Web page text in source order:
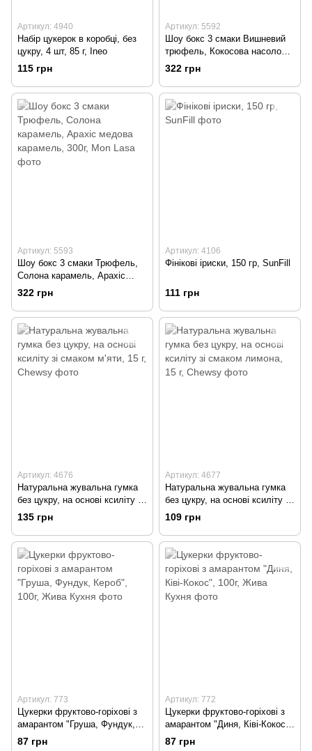
Артикул: 4940
Набір цукерок в коробці, без
цукру, 4 шт, 85 г, Ineo
115 грн
Артикул: 5592
Шоу бокс 3 смаки Вишневий
трюфель, Кокосова насолода,
Марципан 300г, MonLasa
322 грн
Артикул: 5593
Шоу бокс 3 смаки Трюфель,
Солона карамель, Арахіс
медова карамель, 300г, Mon
322 грн
Артикул: 4106
Фінікові іриски, 150 гр, SunFill
111 грн
Артикул: 4676
Натуральна жувальна гумка
без цукру, на основі ксиліту зі
смаком м'яти, 15 г, Chewsy
135 грн
Артикул: 4677
Натуральна жувальна гумка
без цукру, на основі ксиліту зі
смаком лимона, 15 г, Chewsy
109 грн
Артикул: 773
Цукерки фруктово-горіхові з
амарантом "Груша, Фундук,
Кероб", 100г, Жива Кухня
87 грн
Артикул: 772
Цукерки фруктово-горіхові з
амарантом "Диня, Ківі-Кокос",
100г, Жива Кухня
87 грн